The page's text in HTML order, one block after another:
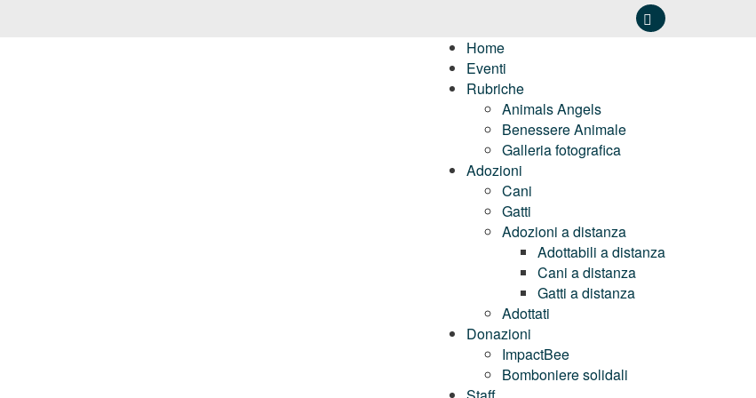
Home
Eventi
Rubriche
Animals Angels
Benessere Animale
Galleria fotografica
Adozioni
Cani
Gatti
Adozioni a distanza
Adottabili a distanza
Cani a distanza
Gatti a distanza
Adottati
Donazioni
ImpactBee
Bomboniere solidali